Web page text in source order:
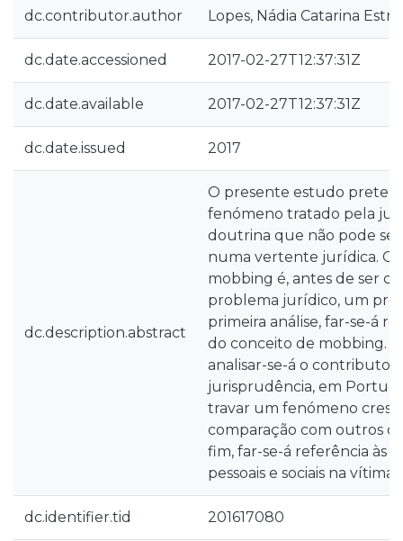
dc.contributor.author Lopes, Nádia Catarina
dc.date.accessioned 2017-02-27T12:37:31Z
dc.date.available 2017-02-27T12:37:31Z
dc.date.issued 2017
dc.description.abstract
O presente estudo
fenómeno tratado pela
doutrina que não pode ser
numa vertente jurídica. O
mobbing é, antes de ser
problema jurídico, um
primeira análise, far-se-á
do conceito de mobbing.
analisar-se-á o contributo
jurisprudência, em
travar um fenómeno
comparação com outros
fim, far-se-á referência às
pessoais e sociais na
dc.identifier.tid 201617080